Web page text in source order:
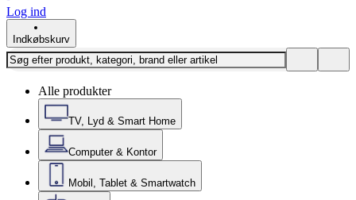
Log ind
Indkøbskurv
Alle produkter
TV, Lyd & Smart Home
Computer & Kontor
Mobil, Tablet & Smartwatch